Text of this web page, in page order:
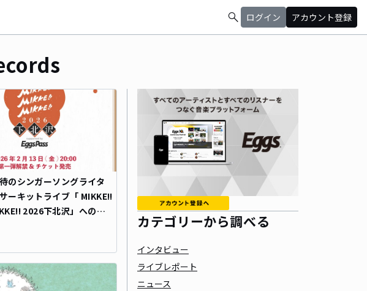
search ログイン アカウント登録
のシンガーソングライタ
ーキットライブ「 MIKKE!!
2026下北沢」への出
ーディションがいよいよ
カテゴリーから調べる
インタビュー
ライブレポート
ニュース